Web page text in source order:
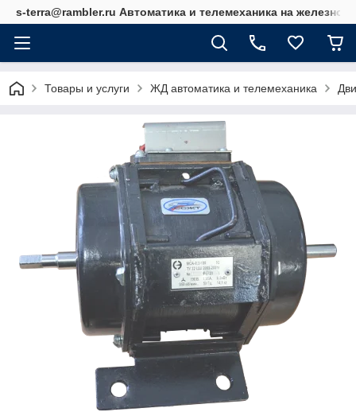
s-terra@rambler.ru Автоматика и телемеханика на
Товары и услуги ЖД автоматика и телемеханика